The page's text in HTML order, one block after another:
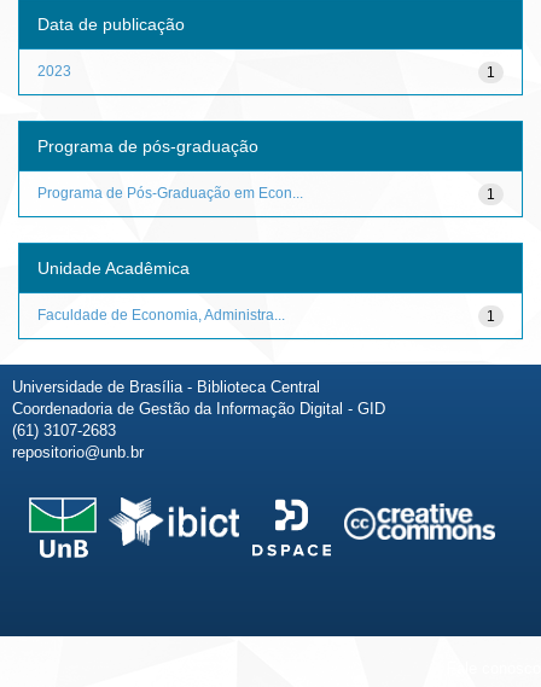
Data de publicação
1
2023
Programa de pós-graduação
1
Programa de Pós-Graduação em Econ...
Unidade Acadêmica
1
Faculdade de Economia, Administra...
Universidade de Brasília - Biblioteca Central
Coordenadoria de Gestão da Informação Digital - GID
(61) 3107-2683
repositorio@unb.br